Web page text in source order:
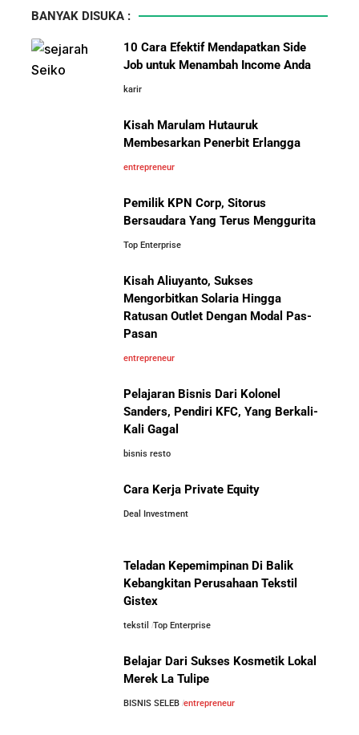
BANYAK DISUKA :
10 Cara Efektif Mendapatkan Side
Job untuk Menambah Income Anda
karir
Kisah Marulam Hutauruk
Membesarkan Penerbit Erlangga
entrepreneur
Pemilik KPN Corp, Sitorus
Bersaudara Yang Terus Menggurita
Top Enterprise
Kisah Aliuyanto, Sukses
Mengorbitkan Solaria Hingga
Ratusan Outlet Dengan Modal Pas-
Pasan
entrepreneur
Pelajaran Bisnis Dari Kolonel
Sanders, Pendiri KFC, Yang Berkali-
Kali Gagal
bisnis resto
Cara Kerja Private Equity
Deal Investment
Teladan Kepemimpinan Di Balik
Kebangkitan Perusahaan Tekstil
Gistex
tekstil Top Enterprise
Belajar Dari Sukses Kosmetik Lokal
Merek La Tulipe
BISNIS SELEB entrepreneur